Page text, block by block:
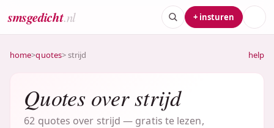
smsgedicht.nl + insturen
home>quotes> strijd help
Quotes over strijd
62 quotes over strijd — gratis te lezen,